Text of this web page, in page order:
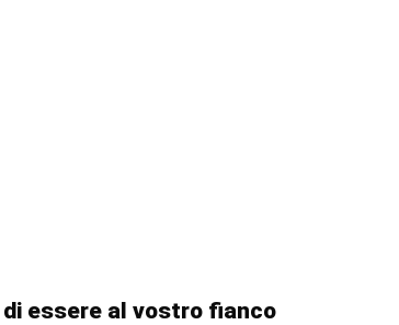
essere al vostro fianco